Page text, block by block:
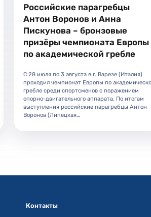
Российские парагребцы
Антон Воронов и Анна
Пискунова – бронзовые
призёры чемпионата Европы
по академической гребле
С 28 июля по 3 августа в г. Варезе (Италия)
проходил чемпионат Европы по
гребле среди спортсменов с поражением
опорно-двигательного аппарата. По итогам
выступления российские парагребцы Антон
Воронов (Липецкая…
Контакты